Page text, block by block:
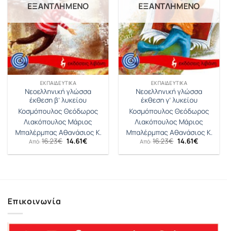
ΕΞΑΝΤΛΗΜΈΝΟ
ΕΚΠΑΙΔΕΥΤΙΚΆ
Νεοελληνική γλώσσα
έκθεση β’ λυκείου
Κοσμόπουλος Θεόδωρος
Λιακόπουλος Μάριος
Μπαλέρμπας Αθανάσιος Κ.
Από:16.23€ Original
price
was:
14.61€Η
τιμή
ΕΞΑΝΤΛΗΜΈΝΟ
ΕΚΠΑΙΔΕΥΤΙΚΆ
Νεοελληνική γλώσσα
έκθεση γ’ λυκείου
Κοσμόπουλος Θεόδωρος
Λιακόπουλος Μάριος
Μπαλέρμπας Αθανάσιος Κ.
Από:16.23€ Original
price
was:
14.61€Η
τιμή
Επικοινωνία